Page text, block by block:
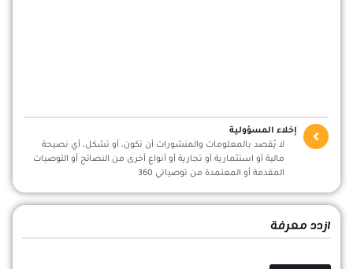
إخلاء المسؤولية
لا يُقصد بالمعلومات والمنشورات أن تكون، أو تشكل، أي نصيحة
مالية أو استثمارية أو تجارية أو أنواع أخرى من النصائح أو التوصيات
المقدمة أو المعتمدة من توصياتي 360
ازدد معرفة